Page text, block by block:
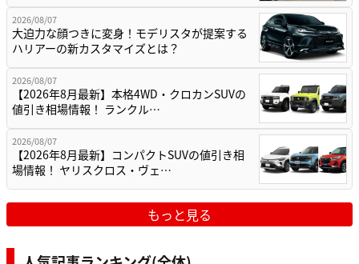
2026/08/07
大迫力な顔つきに変身！モデリスタが提案する
ハリアーの新カスタマイズとは？
2026/08/07
【2026年8月最新】本格4WD・クロカンSUVの
値引き相場情報！ ランクル…
2026/08/07
【2026年8月最新】コンパクトSUVの値引き相
場情報！ ヤリスクロス・ヴェ…
もっと見る